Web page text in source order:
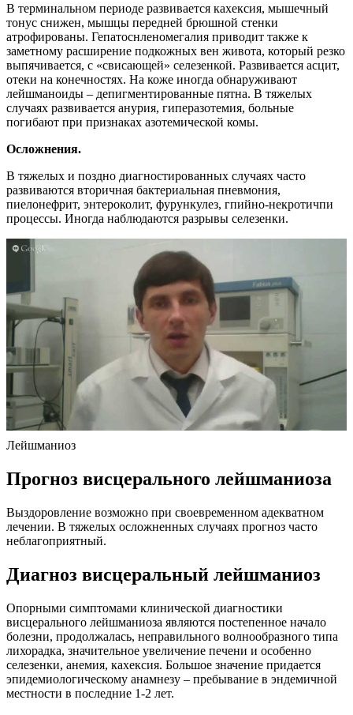
В терминальном периоде развивается кахексия, мышечный
тонус снижен, мышцы передней брюшной стенки
атрофированы. Гепатоснленомегалия приводит также к
заметному расширение подкожных вен живота, который резко
выпячивается, с «свисающей» селезенкой. Развивается асцит,
отеки на конечностях. На коже иногда обнаруживают
лейшманоиды – депигментированные пятна. В тяжелых
случаях развивается анурия, гиперазотемия, больные
погибают при признаках азотемической комы.
Осложнения.
В тяжелых и поздно диагностированных случаях часто
развиваются вторичная бактериальная пневмония,
пиелонефрит, энтероколит, фурункулез, гпийно-некротичпи
процессы. Иногда наблюдаются разрывы селезенки.
Лейшманиоз
Прогноз висцерального лейшманиоза
Выздоровление возможно при своевременном адекватном
лечении. В тяжелых осложненных случаях прогноз часто
неблагоприятный.
Диагноз висцеральный лейшманиоз
Опорными симптомами клинической диагностики
висцерального лейшманиоза являются постепенное начало
болезни, продолжалась, неправильного волнообразного типа
лихорадка, значительное увеличение печени и особенно
селезенки, анемия, кахексия. Большое значение придается
эпидемиологическому анамнезу – пребывание в эндемичной
местности в последние 1-2 лет.